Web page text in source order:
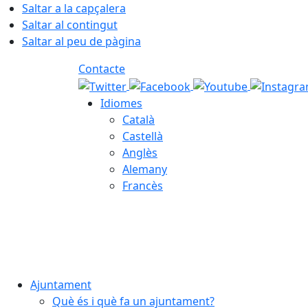
Saltar a la capçalera
Saltar al contingut
Saltar al peu de pàgina
Contacte
Idiomes
Català
Castellà
Anglès
Alemany
Francès
Ajuntament
Què és i què fa un ajuntament?